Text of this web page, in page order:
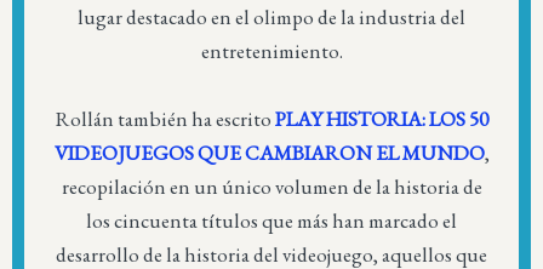
lugar destacado en el olimpo de la industria del
entretenimiento.
Rollán también ha escritoPLAY HISTORIA: LOS 50
VIDEOJUEGOS QUE CAMBIARON EL MUNDO,
recopilación en un único volumen de la historia de
los cincuenta títulos que más han marcado el
desarrollo de la historia del videojuego, aquellos que